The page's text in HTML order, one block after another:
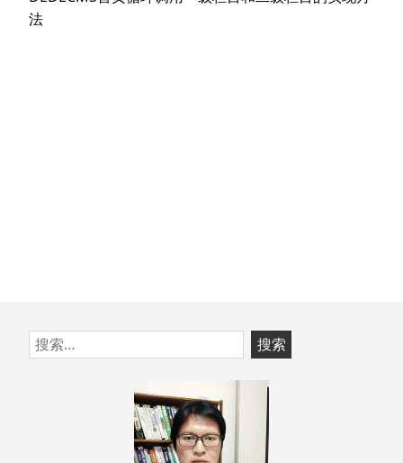
章：
篇
法
跳
至
搜
索：